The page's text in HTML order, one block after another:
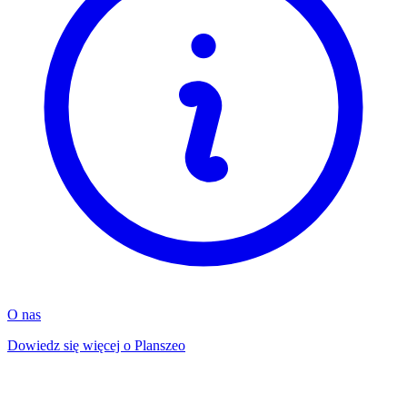
O nas
Dowiedz się więcej o Planszeo